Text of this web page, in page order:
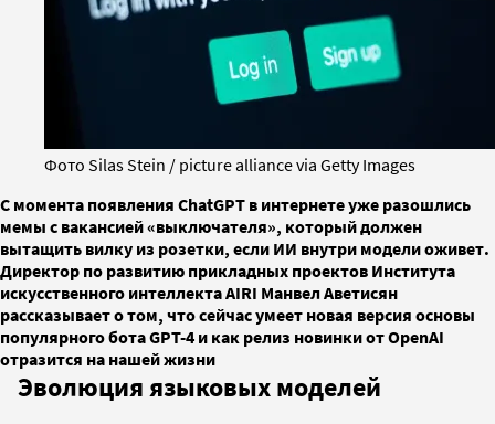
Фото Silas Stein / picture alliance via Getty Images
С момента появления ChatGPT в интернете уже разошлись
мемы с вакансией «выключателя», который должен
вытащить вилку из розетки, если ИИ внутри модели оживет.
Директор по развитию прикладных проектов Института
искусственного интеллекта AIRI Манвел Аветисян
рассказывает о том, что сейчас умеет новая версия основы
популярного бота GPT-4 и как релиз новинки от OpenAI
отразится на нашей жизни
Эволюция языковых моделей